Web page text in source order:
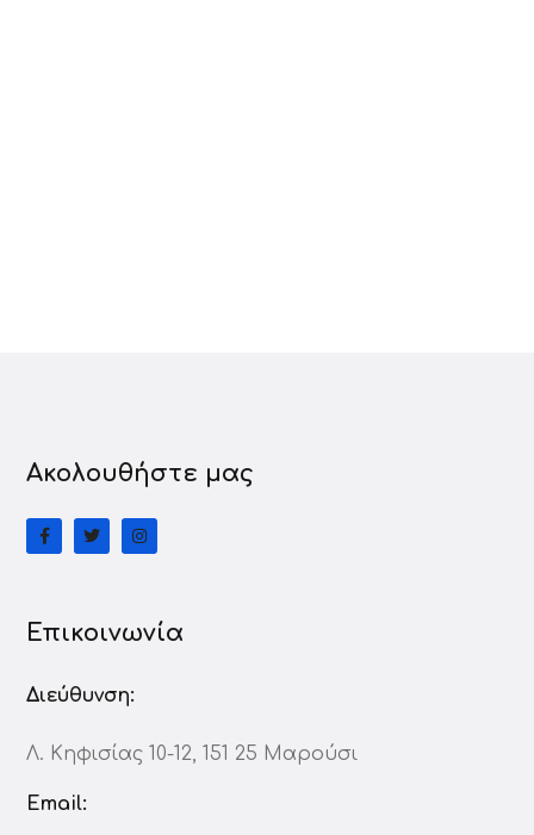
Ακολουθήστε μας
Επικοινωνία
Διεύθυνση:
Λ. Κηφισίας 10-12, 151 25 Μαρούσι
Email: